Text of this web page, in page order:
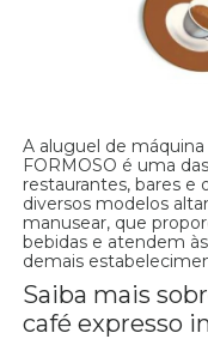
A aluguel de
FORMOSO é uma
restaurantes, bares e
diversos modelos
manusear, que
bebidas e atendem
demais
Saiba mais
café expresso